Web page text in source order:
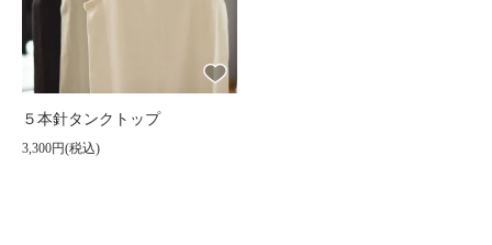
５本針タンクトップ
3,300円(税込)